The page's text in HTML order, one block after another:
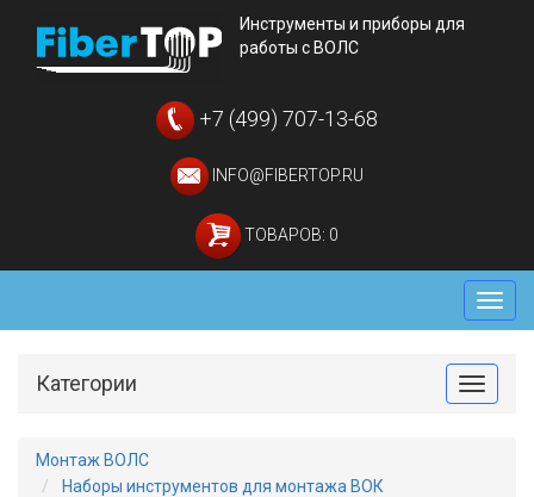
Инструменты и приборы для
работы с ВОЛС
+7 (499) 707-13-68
INFO@FIBERTOP.RU
ТОВАРОВ: 0
Меню
Toggle
Категории
Монтаж ВОЛС
Наборы инструментов для монтажа ВОК